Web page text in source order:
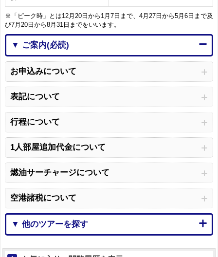
※「ピーク時」とは12月20日から1月7日まで、4月27日から5月6日まで及
び7月20日から8月31日までをいいます。
▼ ご案内(必読)
お申込みについて
表記について
行程について
1人部屋追加代金について
燃油サーチャージについて
空港諸税について
▼ 他のツアーを探す